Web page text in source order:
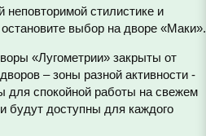
стилистике и
выбор на дворе «Маки».
«Лугометрии» закрыты от
– зоны разной активности -
для спокойной работы на свежем
будут доступны для каждого